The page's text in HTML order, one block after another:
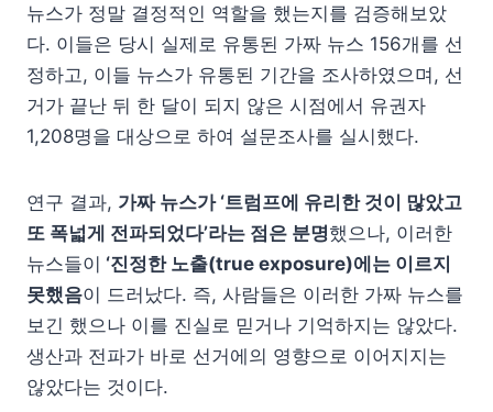
뉴스가 정말 결정적인 역할을 했는지를 검증해보았
다. 이들은 당시 실제로 유통된 가짜 뉴스 156개를 선
정하고, 이들 뉴스가 유통된 기간을 조사하였으며, 선
거가 끝난 뒤 한 달이 되지 않은 시점에서 유권자
1,208명을 대상으로 하여 설문조사를 실시했다.
연구 결과, 가짜 뉴스가 ‘트럼프에 유리한 것이 많았고
또 폭넓게 전파되었다’라는 점은 분명했으나, 이러한
뉴스들이 ‘진정한 노출(true exposure)에는 이르지
못했음이 드러났다. 즉, 사람들은 이러한 가짜 뉴스를
보긴 했으나 이를 진실로 믿거나 기억하지는 않았다.
생산과 전파가 바로 선거에의 영향으로 이어지지는
않았다는 것이다.